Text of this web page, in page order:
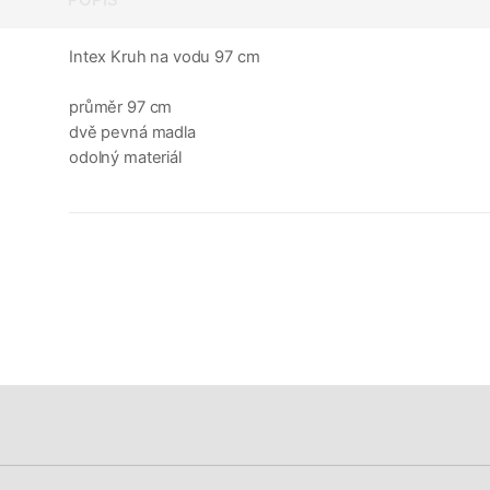
Intex Kruh na vodu 97 cm
průměr 97 cm
dvě pevná madla
odolný materiál